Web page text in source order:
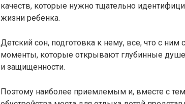
качеств, которые нужно тщательно
жизни ребенка.
Детский сон, подготовка к нему, все, что с ним
моменты, которые открывают глубинные
и защищенности.
Поэтому наиболее приемлемым и, вместе с